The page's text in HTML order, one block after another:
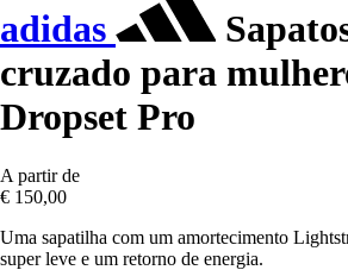
adidas
cruzado para
Dropset Pro
A partir de
€ 150,00
Uma sapatilha com um amortecimento
super leve e um retorno de energia.